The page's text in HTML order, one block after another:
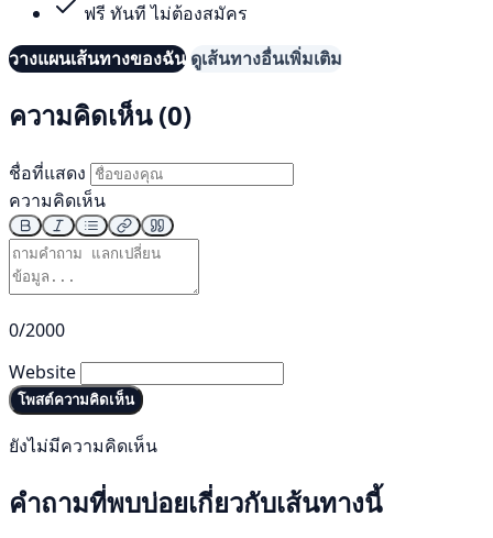
ฟรี ทันที ไม่ต้องสมัคร
วางแผนเส้นทางของฉัน ดูเส้นทางอื่นเพิ่มเติม
ความคิดเห็น (0)
ชื่อที่แสดง
ความคิดเห็น
0/2000
Website
โพสต์ความคิดเห็น
ยังไม่มีความคิดเห็น
คำถามที่พบบ่อยเกี่ยวกับเส้นทางนี้